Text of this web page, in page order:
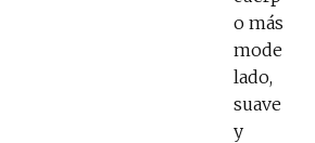
o más
mode
lado,
suave
y